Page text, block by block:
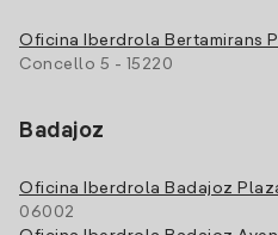
Oficina Iberdrola Bertamirans
Concello 5 - 15220
Badajoz
Oficina Iberdrola Badajoz
06002